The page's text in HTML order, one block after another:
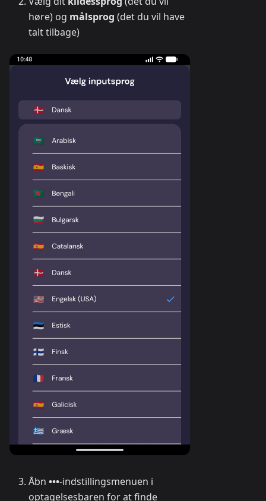
høre) og målsprog (det du vil have
talt tilbage)
Åbn •••-indstillingsmenuen i
optagelsesbaren for at finde